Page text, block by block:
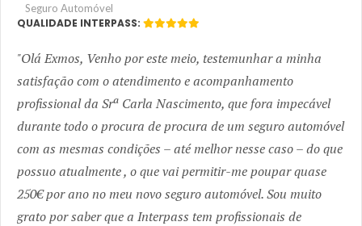
Seguro Automóvel
QUALIDADE INTERPASS:
Olá Exmos, Venho por este meio, testemunhar a minha
satisfação com o atendimento e acompanhamento
profissional da Srª Carla Nascimento, que fora impecável
durante todo o procura de procura de um seguro automóvel
com as mesmas condições – até melhor nesse caso – do que
possuo atualmente , o que vai permitir-me poupar quase
250€ por ano no meu novo seguro automóvel. Sou muito
grato por saber que a Interpass tem profissionais de